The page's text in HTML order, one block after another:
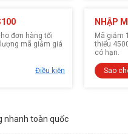
đơn hàng tối
mã giảm giá
Điều kiện
NHẬP
Mã giảm
thiểu
có hạn.
Sao
nhanh toàn quốc